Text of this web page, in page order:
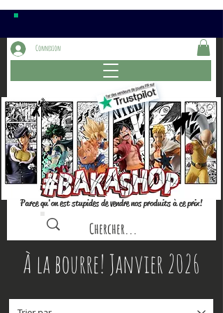
Parce qu'on est stupides de vendre nos produits à ce prix!
Connexion
À la bourre! Janvier 2026